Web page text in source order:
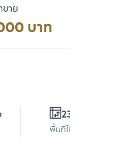
ขาย
บาท
235 ตร.ม.
พื้นที่ใช้สอย